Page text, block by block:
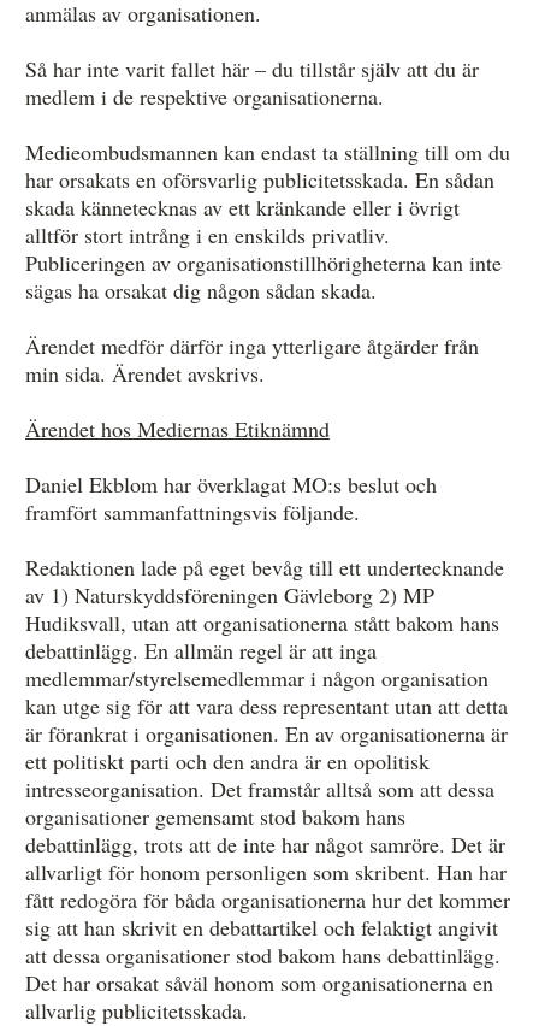
anmälas av organisationen.
Så har inte varit fallet här – du tillstår själv att du är
medlem i de respektive organisationerna.
Medieombudsmannen kan endast ta ställning till om du
har orsakats en oförsvarlig publicitetsskada. En sådan
skada kännetecknas av ett kränkande eller i övrigt
alltför stort intrång i en enskilds privatliv.
Publiceringen av organisationstillhörigheterna kan inte
sägas ha orsakat dig någon sådan skada.
Ärendet medför därför inga ytterligare åtgärder från
min sida. Ärendet avskrivs.
Ärendet hos Mediernas Etiknämnd
Daniel Ekblom har överklagat MO:s beslut och
framfört sammanfattningsvis följande.
Redaktionen lade på eget bevåg till ett undertecknande
av 1) Naturskyddsföreningen Gävleborg 2) MP
Hudiksvall, utan att organisationerna stått bakom hans
debattinlägg. En allmän regel är att inga
medlemmar/styrelsemedlemmar i någon organisation
kan utge sig för att vara dess representant utan att detta
är förankrat i organisationen. En av organisationerna är
ett politiskt parti och den andra är en opolitisk
intresseorganisation. Det framstår alltså som att dessa
organisationer gemensamt stod bakom hans
debattinlägg, trots att de inte har något samröre. Det är
allvarligt för honom personligen som skribent. Han har
fått redogöra för båda organisationerna hur det kommer
sig att han skrivit en debattartikel och felaktigt angivit
att dessa organisationer stod bakom hans debattinlägg.
Det har orsakat såväl honom som organisationerna en
allvarlig publicitetsskada.